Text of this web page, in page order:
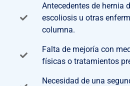
Antecedentes de hernia
escoliosis u otras
columna.
Falta de mejoría con
físicas o tratamientos
Necesidad de una